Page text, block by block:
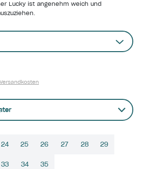
Lucky ist angenehm weich und
Versandkosten
24 25 26 27 28 29
33 34 35